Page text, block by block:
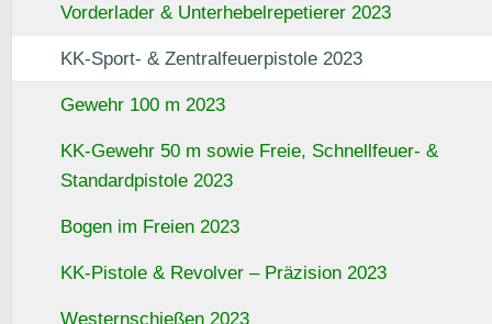
Vorderlader & Unterhebelrepetierer 2023
KK-Sport- & Zentralfeuerpistole 2023
Gewehr 100 m 2023
KK-Gewehr 50 m sowie Freie, Schnellfeuer- &
Standardpistole 2023
Bogen im Freien 2023
KK-Pistole & Revolver – Präzision 2023
Westernschießen 2023